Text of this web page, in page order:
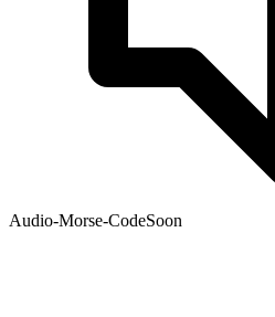
Audio-Morse-CodeSoon